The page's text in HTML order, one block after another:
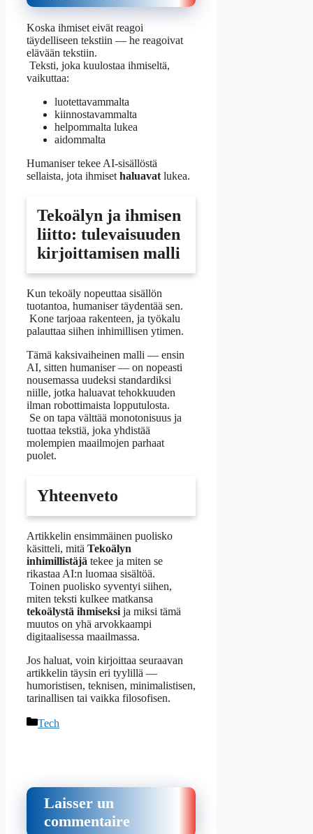
Koska ihmiset eivät reagoi
täydelliseen tekstiin — he reagoivat
elävään tekstiin.
Teksti, joka kuulostaa ihmiseltä,
vaikuttaa:
luotettavammalta
kiinnostavammalta
helpommalta lukea
aidommalta
Humaniser tekee AI-sisällöstä
sellaista, jota ihmiset haluavat lukea.
Tekoälyn ja ihmisen
liitto: tulevaisuuden
kirjoittamisen malli
Kun tekoäly nopeuttaa sisällön
tuotantoa, humaniser täydentää sen.
Kone tarjoaa rakenteen, ja työkalu
palauttaa siihen inhimillisen ytimen.
Tämä kaksivaiheinen malli — ensin
AI, sitten humaniser — on nopeasti
nousemassa uudeksi standardiksi
niille, jotka haluavat tehokkuuden
ilman robottimaista lopputulosta.
Se on tapa välttää monotonisuus ja
tuottaa tekstiä, joka yhdistää
molempien maailmojen parhaat
puolet.
Yhteenveto
Artikkelin ensimmäinen puolisko
käsitteli, mitä Tekoälyn
inhimillistäjä tekee ja miten se
rikastaa AI:n luomaa sisältöä.
Toinen puolisko syventyi siihen,
miten teksti kulkee matkansa
tekoälystä ihmiseksi ja miksi tämä
muutos on yhä arvokkaampi
digitaalisessa maailmassa.
Jos haluat, voin kirjoittaa seuraavan
artikkelin täysin eri tyylillä —
humoristisen, teknisen, minimalistisen,
tarinallisen tai vaikka filosofisen.
Catégories
Tech
Laisser un
commentaire